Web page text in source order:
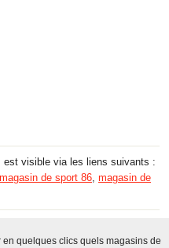
est visible via les liens suivants :
magasin de sport 86 magasin de
quelques clics quels magasins de